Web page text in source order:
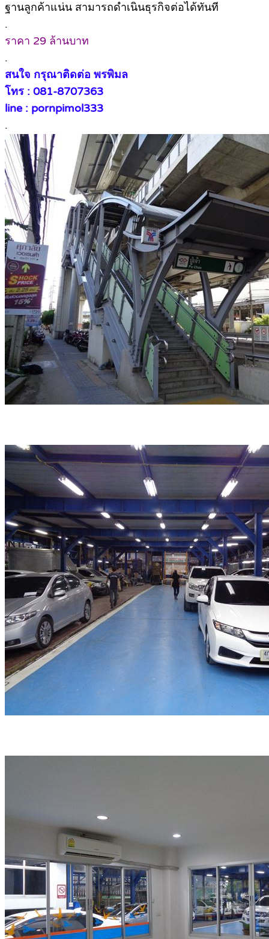
ฐานลูกค้าแน่น สามารถดำเนินธุรกิจต่อได้ทันที
.
ราคา 29 ล้านบาท
.
สนใจ กรุณาติดต่อ พรพิมล
โทร : 081-8707363
line : pornpimol333
.